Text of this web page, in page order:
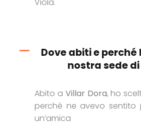
Viola.
Dove abiti e
nostra sede di
Abito a Villar Dora, ho
perché ne avevo sentito
un’amica